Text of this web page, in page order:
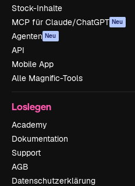
Stock-Inhalte
MCP für Claude/ChatGPT Neu
Agenten Neu
API
Mobile App
Alle Magnific-Tools
Loslegen
Academy
Dokumentation
Support
AGB
Datenschutzerklärung